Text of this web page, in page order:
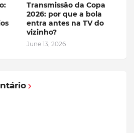
Transmissão da Copa
2026: por que a bola
entra antes na TV do
vizinho?
June 13, 2026